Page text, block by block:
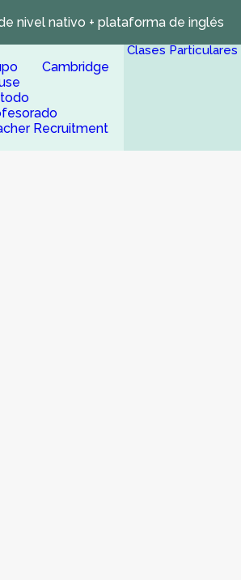
nivel nativo + plataforma de inglés
Cambridge
Recruitment
Clases Particulares